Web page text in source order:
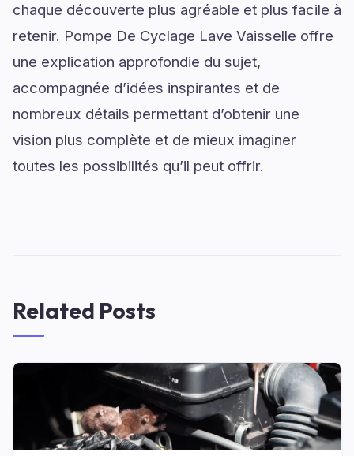
chaque découverte plus agréable et plus facile à
retenir. Pompe De Cyclage Lave Vaisselle offre
une explication approfondie du sujet,
accompagnée d’idées inspirantes et de
nombreux détails permettant d’obtenir une
vision plus complète et de mieux imaginer
toutes les possibilités qu’il peut offrir.
Related Posts